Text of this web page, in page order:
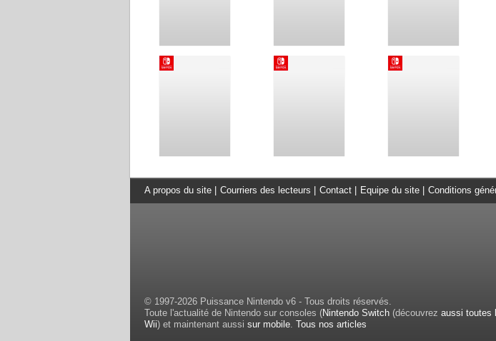
A propos du site Courriers des lecteurs Contact Equipe du site Conditions
© 1997-2026 Puissance Nintendo v6 - Tous droits réservés.
Toute l'actualité de Nintendo sur consoles (Nintendo Switch (découvrez aussi toutes
Wii) et maintenant aussi sur mobile. Tous nos articles